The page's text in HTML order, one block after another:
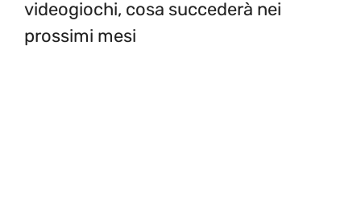
videogiochi, cosa succederà nei
prossimi mesi